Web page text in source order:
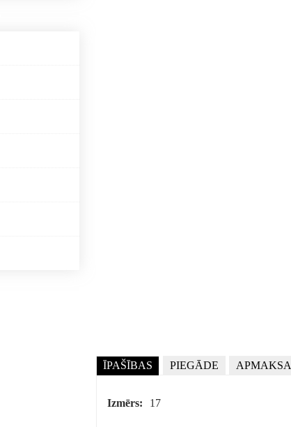
ĪPAŠĪBAS PIEGĀDE APMAKSA
Izmērs: 17